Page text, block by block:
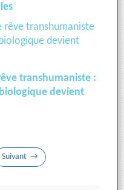
transhumaniste :
devient
Suivant